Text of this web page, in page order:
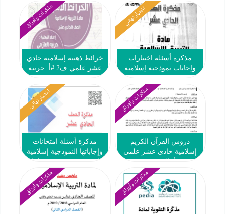
اختبار نهائي
مذكرة أسئلة اختبارات
وإجابات نموذجية إسلامية
سلمان الفارسي 2019 2020
مذكرات وأوراق
خرائط ذهنية إسلامية حادي
عشر علمي ف2 #أ. حربية
مذكرات وأوراق
دروس القرآن الكريم
إسلامية حادي عشر علمي
اختبار نهائي
مذكرة أسئلة امتحانات
وإجاباتها النموذجية إسلامية
مذكرات وأوراق مذكرات وأوراق